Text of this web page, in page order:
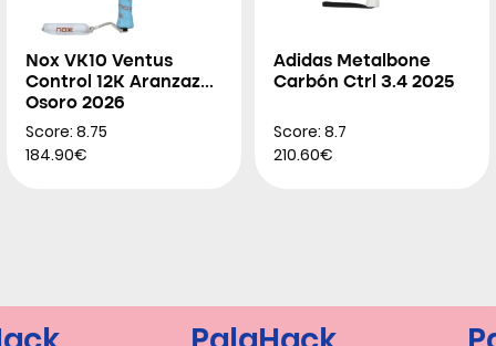
Nox VK10 Ventus
Control 12K Aranzazu
Osoro 2026
Score: 8.75
184.90€
Adidas Metalbone
Carbón Ctrl 3.4 2025
Score: 8.7
210.60€